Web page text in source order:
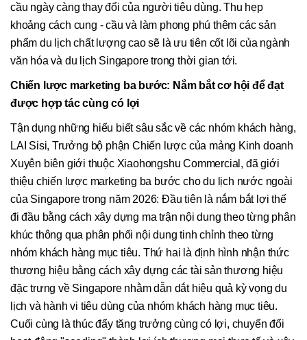
cầu ngày càng thay đổi của người tiêu dùng. Thu hẹp
khoảng cách cung - cầu và làm phong phú thêm các sản
phẩm du lịch chất lượng cao sẽ là ưu tiên cốt lõi của ngành
văn hóa và du lịch Singapore trong thời gian tới.
Chiến lược marketing ba bước: Nắm bắt cơ hội để đạt
được hợp tác cùng có lợi
Tận dụng những hiểu biết sâu sắc về các nhóm khách hàng,
LAI Sisi, Trưởng bộ phận Chiến lược của mảng Kinh doanh
Xuyên biên giới thuộc Xiaohongshu Commercial, đã giới
thiệu chiến lược marketing ba bước cho du lịch nước ngoài
của Singapore trong năm 2026: Đầu tiên là nắm bắt lợi thế
đi đầu bằng cách xây dựng ma trận nội dung theo từng phân
khúc thông qua phân phối nội dung tinh chỉnh theo từng
nhóm khách hàng mục tiêu. Thứ hai là định hình nhận thức
thương hiệu bằng cách xây dựng các tài sản thương hiệu
đặc trưng về Singapore nhằm dẫn dắt hiệu quả kỳ vọng du
lịch và hành vi tiêu dùng của nhóm khách hàng mục tiêu.
Cuối cùng là thúc đẩy tăng trưởng cùng có lợi, chuyển đổi